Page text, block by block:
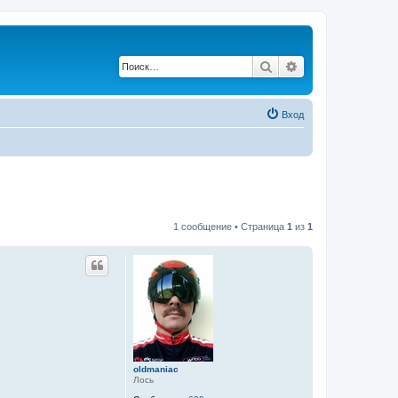
Поиск
Вход
1 сообщение • Страница 1 из 1
oldmaniac
Лось